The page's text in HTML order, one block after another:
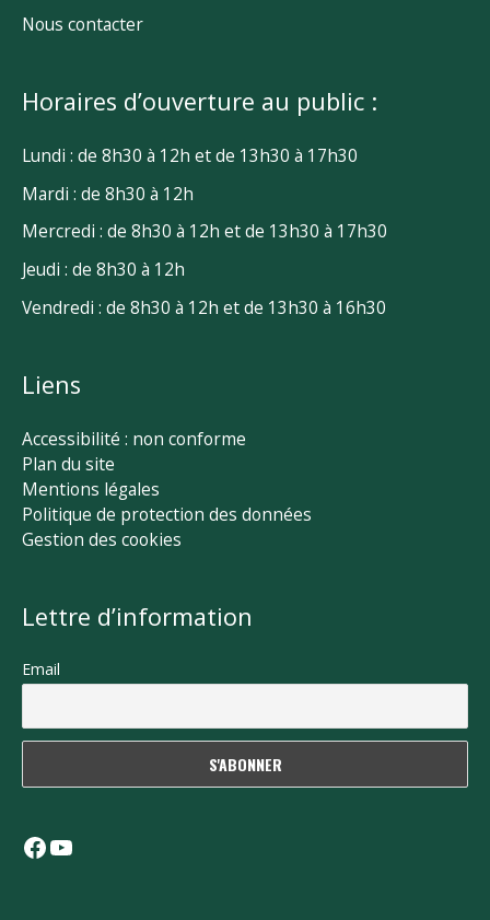
Nous contacter
Horaires d’ouverture au public :
Lundi : de 8h30 à 12h et de 13h30 à 17h30
Mardi : de 8h30 à 12h
Mercredi : de 8h30 à 12h et de 13h30 à 17h30
Jeudi : de 8h30 à 12h
Vendredi : de 8h30 à 12h et de 13h30 à 16h30
Liens
Accessibilité : non conforme
Plan du site
Mentions légales
Politique de protection des données
Gestion des cookies
Lettre d’information
Email
Facebook
YouTube